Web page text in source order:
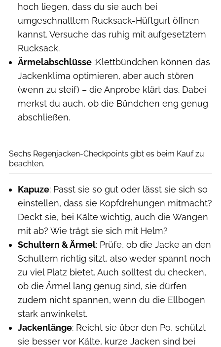
hoch liegen, dass du sie auch bei
umgeschnalltem Rucksack-Hüftgurt öffnen
kannst. Versuche das ruhig mit aufgesetztem
Rucksack.
Ärmelabschlüsse :Klettbündchen können das
Jackenklima optimieren, aber auch stören
(wenn zu steif) – die Anprobe klärt das. Dabei
merkst du auch, ob die Bündchen eng genug
abschließen.
Sechs Regenjacken-Checkpoints gibt es beim Kauf zu
beachten.
Kapuze: Passt sie so gut oder lässt sie sich so
einstellen, dass sie Kopfdrehungen mitmacht?
Deckt sie, bei Kälte wichtig, auch die Wangen
mit ab? Wie trägt sie sich mit Helm?
Schultern & Ärmel: Prüfe, ob die Jacke an den
Schultern richtig sitzt, also weder spannt noch
zu viel Platz bietet. Auch solltest du checken,
ob die Ärmel lang genug sind, sie dürfen
zudem nicht spannen, wenn du die Ellbogen
stark anwinkelst.
Jackenlänge: Reicht sie über den Po, schützt
sie besser vor Kälte, kurze Jacken sind bei